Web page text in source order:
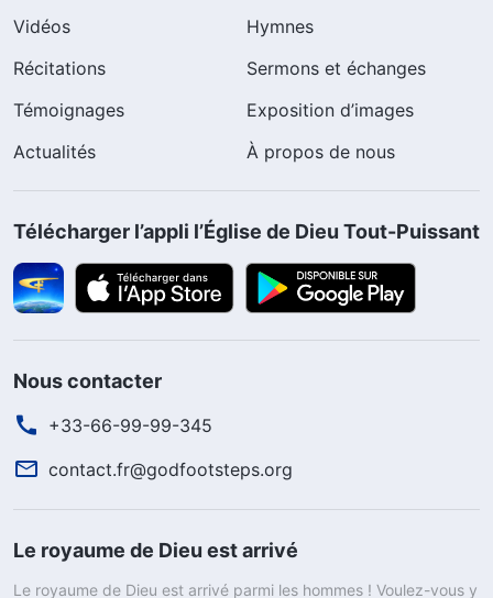
Vidéos
Hymnes
Récitations
Sermons et échanges
Témoignages
Exposition d’images
Actualités
À propos de nous
Télécharger l’appli l’Église de Dieu Tout-Puissant
Nous contacter
+33-66-99-99-345
contact.fr@godfootsteps.org
Le royaume de Dieu est arrivé
Le royaume de Dieu est arrivé parmi les hommes ! Voulez-vous y